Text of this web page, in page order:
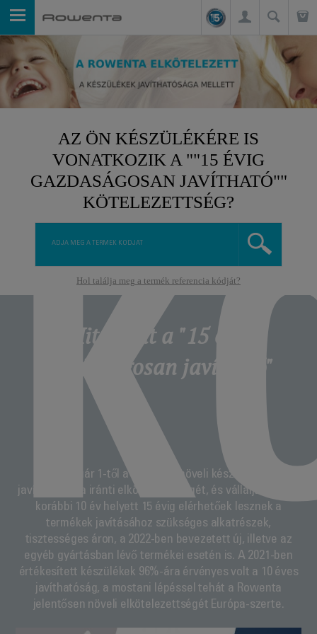
AZ ÖN KÉSZÜLÉKÉRE IS
VONATKOZIK A ""15 ÉVIG
GAZDASÁGOSAN JAVÍTHATÓ""
KÖTELEZETTSÉG?
Hol találja meg a termék referencia kódját?
Mit jelent a "15 évig
gazdaságosan javítható"
2022. január 1-től a Rowenta növeli készülékeinek
javíthatósága iránti elkötelezettségét, és vállalja, hogy a
korábbi 10 év helyett 15 évig elérhetőek lesznek a
termékek javításához szükséges alkatrészek,
tisztességes áron, a 2022-ben bevezetett új, illetve az
egyéb gyártásban lévő termékei esetén is. A 2021-ben
értékesített készülékek 96%-ára érvényes volt a 10 éves
javíthatóság, a mostani lépéssel tehát a Rowenta
jelentősen növeli elkötelezettségét Európa-szerte.